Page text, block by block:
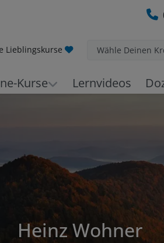
Lieblingskurse Wähle Deinen
Kurse Lernvideos
Heinz Wohner